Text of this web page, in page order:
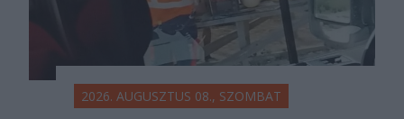
2026. AUGUSZTUS 08., SZOMBAT